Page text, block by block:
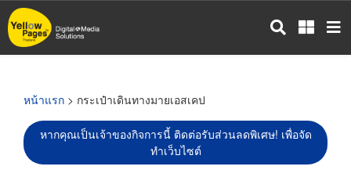
ข้าม
ไป
หน้าแรก > กระเป๋าเดินทางมายเอสเคป
หากคุณเป็นเจ้าของกิจการนี้ ติดต่อรับส่วนลดพิเศษ! เพื่อจัด
ทำเว็บไซต์